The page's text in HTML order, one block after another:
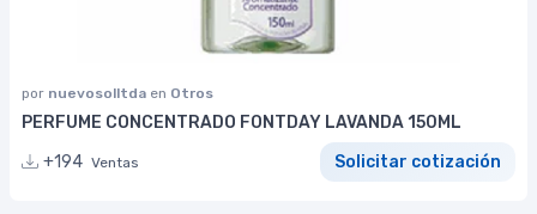
por nuevosolltda en Otros
PERFUME CONCENTRADO FONTDAY LAVANDA 150ML
+194 Ventas Solicitar cotización